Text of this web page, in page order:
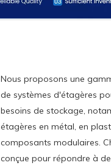
Nous proposons une
de systèmes d'étagères
besoins de stockage,
étagères en métal, en
composants modulaires.
conçue pour répondre à